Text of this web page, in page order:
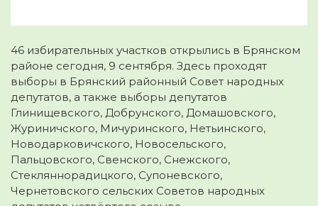
46 избирательных участков открылись в Брянском
районе сегодня, 9 сентября. Здесь проходят
выборы в Брянский районный Совет народных
депутатов, а также выборы депутатов
Глинищевского, Добрунского, Домашовского,
Журиничского, Мичуринского, Нетьинского,
Новодарковичского, Новосельского,
Пальцовского, Свенского, Снежского,
Стекляннорадицкого, Супоневского,
Чернетовского сельских Советов народных